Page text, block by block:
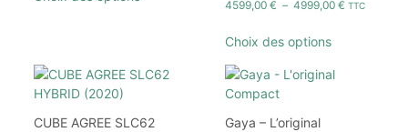
4599,00€ – 4999,00€ TTC
Choix des options
CUBE AGREE SLC62
Gaya – L’original